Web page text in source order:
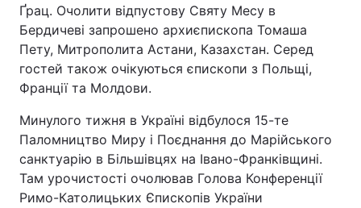
Ґрац. Очолити відпустову Святу Месу в
Бердичеві запрошено архиєпископа Томаша
Пету, Митрополита Астани, Казахстан. Серед
гостей також очікуються єпископи з Польщі,
Франції та Молдови.
Минулого тижня в Україні відбулося 15-те
Паломництво Миру і Поєднання до Марійського
санктуарію в Більшівцях на Івано-Франківщині.
Там урочистості очолював Голова Конференції
Римо-Католицьких Єпископів України